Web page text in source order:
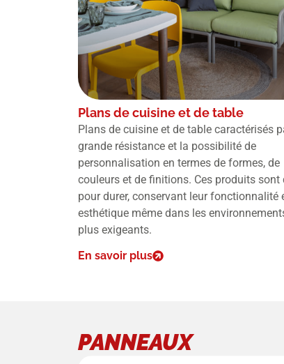
Plans de cuisine et de table
Plans de cuisine et de table caractérisés
grande résistance et la possibilité de
personnalisation en termes de formes, de
couleurs et de finitions. Ces produits sont
pour durer, conservant leur fonctionnalité
esthétique même dans les
plus exigeants.
En savoir plus
PANNEAUX